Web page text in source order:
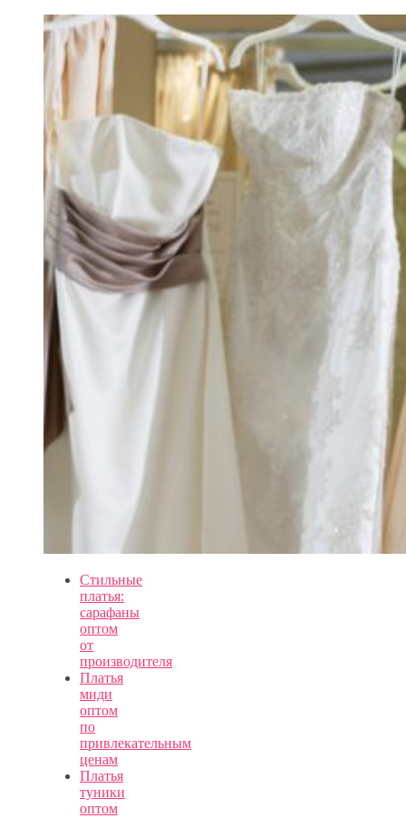
Стильные
платья:
сарафаны
оптом
от
производителя
Платья
миди
оптом
по
привлекательным
ценам
Платья
туники
оптом